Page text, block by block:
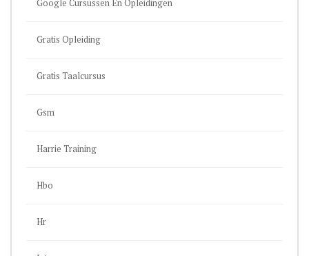
Google Cursussen En Opleidingen
Gratis Opleiding
Gratis Taalcursus
Gsm
Harrie Training
Hbo
Hr